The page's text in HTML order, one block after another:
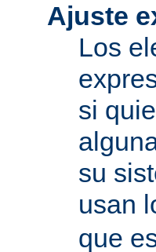
Ajuste
Los
si
su
usan
que